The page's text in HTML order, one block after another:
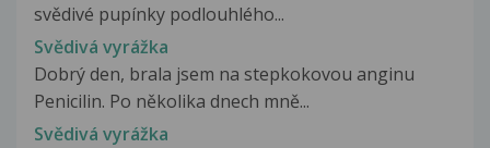
svědivé pupínky podlouhlého...
Svědivá vyrážka
Dobrý den, brala jsem na stepkokovou anginu
Penicilin. Po několika dnech mně...
Svědivá vyrážka